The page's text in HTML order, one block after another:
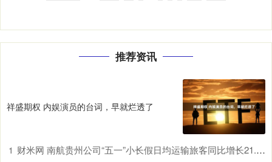
推荐资讯
祥盛期权 内娱演员的台词，早就烂透了
1 财米网 南航贵州公司“五一”小长假日均运输旅客同比增长21.7%